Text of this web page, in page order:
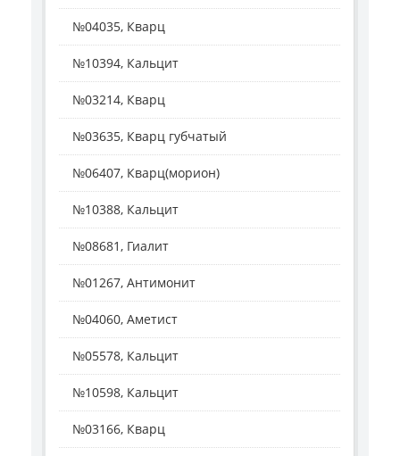
№04035, Кварц
№10394, Кальцит
№03214, Кварц
№03635, Кварц губчатый
№06407, Кварц(морион)
№10388, Кальцит
№08681, Гиалит
№01267, Антимонит
№04060, Аметист
№05578, Кальцит
№10598, Кальцит
№03166, Кварц